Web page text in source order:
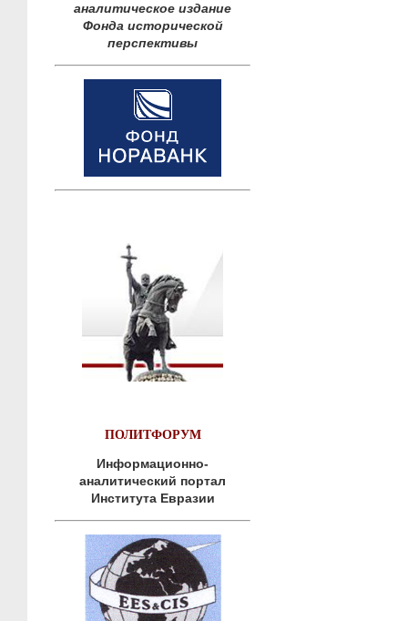
аналитическое издание
Фонда исторической
перспективы
ПОЛИТФОРУМ
Информационно-
аналитический портал
Института Евразии